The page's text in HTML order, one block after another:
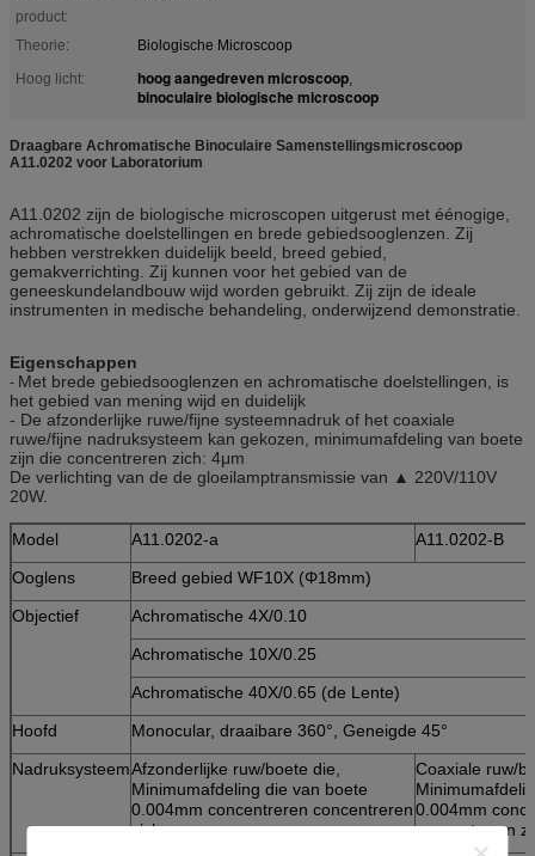
product:
Theorie:
Biologische Microscoop
Hoog licht:
hoog aangedreven microscoop,
binoculaire biologische microscoop
Draagbare Achromatische Binoculaire Samenstellingsmicroscoop
A11.0202 voor Laboratorium
A11.0202 zijn de biologische microscopen uitgerust met éénogige,
achromatische doelstellingen en brede gebiedsooglenzen. Zij
hebben verstrekken duidelijk beeld, breed gebied,
gemakverrichting. Zij kunnen voor het gebied van de
geneeskundelandbouw wijd worden gebruikt. Zij zijn de ideale
instrumenten in medische behandeling, onderwijzend demonstratie.
Eigenschappen
- Met brede gebiedsooglenzen en achromatische doelstellingen, is
het gebied van mening wijd en duidelijk
- De afzonderlijke ruwe/fijne systeemnadruk of het coaxiale
ruwe/fijne nadruksysteem kan gekozen, minimumafdeling van boete
zijn die concentreren zich: 4μm
De verlichting van de de gloeilamptransmissie van ▲ 220V/110V
20W.
Model A11.0202-a
A11.0202-B
Ooglens
Breed gebied WF10X (Φ18mm)
Objectief
Achromatische 4X/0.10
Achromatische 10X/0.25
Achromatische 40X/0.65 (de Lente)
Hoofd
Monocular, draaibare 360°, Geneigde 45°
NadruksysteemAfzonderlijke ruw/boete die,
Minimumafdeling die van boete
0.004mm concentreren concentreren
zich
Coaxiale ruw/
0.004mm
concentreren